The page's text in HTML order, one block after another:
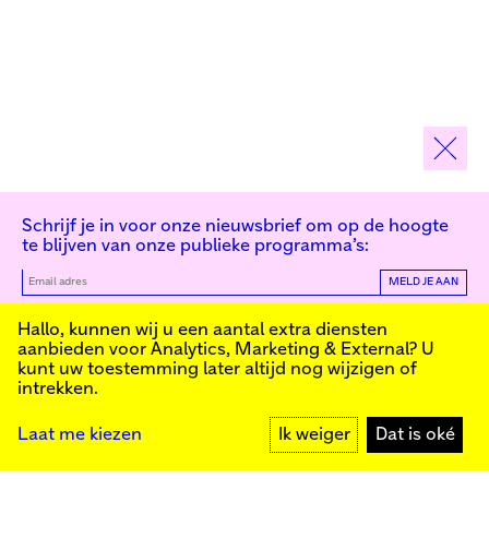
Kunstinstituut Melly
Kunstinstituut Melly
+31 (0)10 4110144
conceived as an art house with a mission
to present and discuss the work created
today by visual artists and cultural
exhibitions, commissions art, publishes,
Schrijf je in voor onze nieuwsbrief om op de hoogte
te blijven van onze publieke programma’s:
MELD JE AAN
Hallo, kunnen wij u een aantal extra diensten
aanbieden voor Analytics, Marketing & External? U
kunt uw toestemming later altijd nog wijzigen of
intrekken.
Laat me kiezen Ik weiger Dat is oké